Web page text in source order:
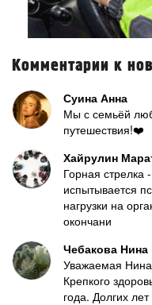
Комментарии к
Суина Анна
Мы с семьёй
путешествия!❤️
Хайрулин
Горная стрелка
испытывается
нагрузки на
окончани
Чебакова Нина
Уважаемая
Крепкого
года. Долгих